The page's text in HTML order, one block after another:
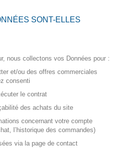
SONT-ELLES
nous collectons vos Données pour :
et/ou des offres commerciales
consenti
le contrat
des achats du site
concernant votre compte
l’historique des commandes)
via la page de contact